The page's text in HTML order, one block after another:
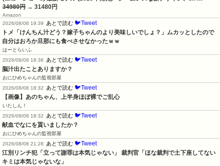
34980円 → 31480円
Amazon
2026/08/08 19:39
あとで読む 🐦Tweet
トメ「けんちん汁どう？嫁子ちゃんのより美味しいでしょ？」ムカッとしたので
自分はおろか旦那にも食べさせなかったｗｗ
はーとらいふ
2026/08/08 18:36
あとで読む 🐦Tweet
脳汁出たことありますか？
おにひめちゃんの監視部屋
2026/08/08 18:32
あとで読む 🐦Tweet
【画像】あのちゃん、上半身ほぼ裸でご乱心
いたしん！
2026/08/08 18:32
あとで読む 🐦Tweet
献血でなにを貰いましたか？
おにひめちゃんの監視部屋
2026/08/08 21:28
あとで読む 🐦Tweet
江別リンチ犯「立って謝罪は本気じゃない」 裁判官「ほな裁判で土下座してない
キミは本気じゃないな」